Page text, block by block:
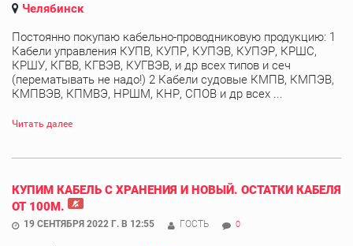
Челябинск
Постоянно покупаю кабельно-проводниковую продукцию: 1
Кабели управления КУПВ, КУПР, КУПЭВ, КУПЭР, КРШС,
КРШУ, КГВВ, КГВЭВ, КУГВЭВ, и др всех типов и сеч
(перематывать не надо!) 2 Кабели судовые КМПВ, КМПЭВ,
КМПВЭВ, КПМВЭ, НРШМ, КНР, СПОВ и др всех ...
Читать далее
КУПИМ КАБЕЛЬ С ХРАНЕНИЯ И НОВЫЙ. ОСТАТКИ КАБЕЛЯ
ОТ 100М.
19 СЕНТЯБРЯ 2022 Г. В 12:55 ГОСТЬ 0